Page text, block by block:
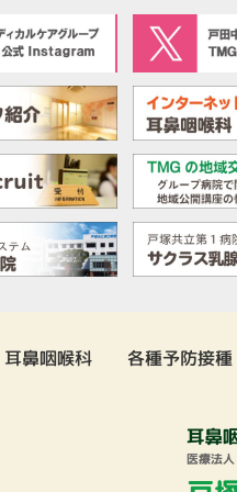
耳鼻咽喉科 各種予防接種